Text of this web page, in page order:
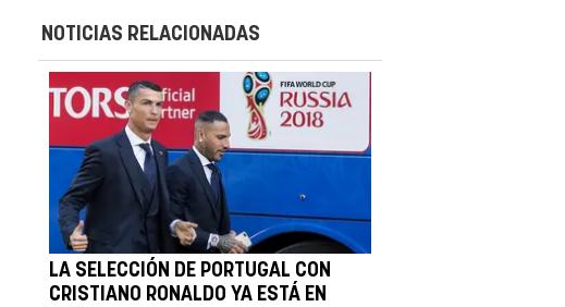
NOTICIAS RELACIONADAS
LA SELECCIÓN DE PORTUGAL CON
CRISTIANO RONALDO YA ESTÁ EN